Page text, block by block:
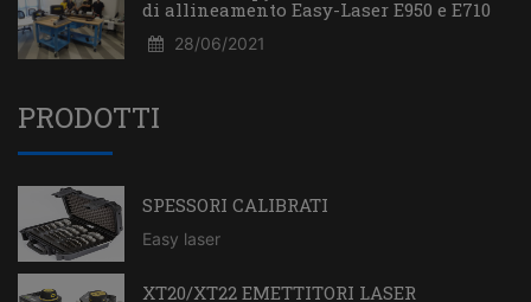
di allineamento Easy-Laser E950 e E710
28/06/2021
PRODOTTI
SPESSORI CALIBRATI
Easy laser
XT20/XT22 EMETTITORI LASER